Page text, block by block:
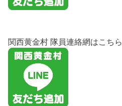
関西黄金村 隊員連絡網はこちら